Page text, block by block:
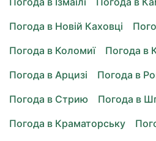
Погода в Новій Каховці
Погода в Коломиї
Погода в
Погода в Арцизі
Погода в
Погода в Стрию
Погода в
Погода в Краматорську